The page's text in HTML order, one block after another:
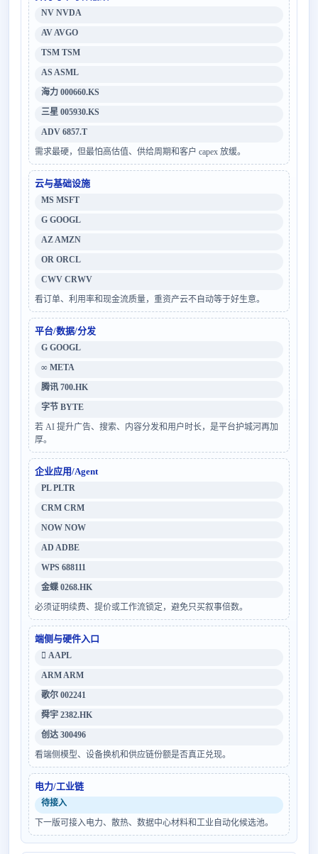
NV NVDA
AV AVGO
TSM TSM
AS ASML
海力 000660.KS
三星 005930.KS
ADV 6857.T
需求最硬，但最怕高估值、供给周期和客户 capex 放缓。
云与基础设施
MS MSFT
G GOOGL
AZ AMZN
OR ORCL
CWV CRWV
看订单、利用率和现金流质量，重资产云不自动等于好生意。
平台/数据/分发
G GOOGL
∞ META
腾讯 700.HK
字节 BYTE
若 AI 提升广告、搜索、内容分发和用户时长，是平台护城河再加
厚。
企业应用/Agent
PL PLTR
CRM CRM
NOW NOW
AD ADBE
WPS 688111
金蝶 0268.HK
必须证明续费、提价或工作流锁定，避免只买叙事倍数。
端侧与硬件入口
 AAPL
ARM ARM
歌尔 002241
舜宇 2382.HK
创达 300496
看端侧模型、设备换机和供应链份额是否真正兑现。
电力/工业链
待接入
下一版可接入电力、散热、数据中心材料和工业自动化候选池。